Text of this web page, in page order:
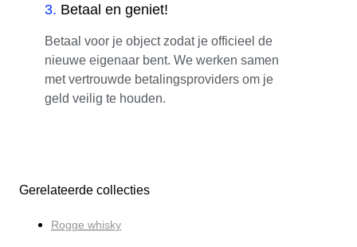
3. Betaal en geniet!
Betaal voor je object zodat je officieel de
nieuwe eigenaar bent. We werken samen
met vertrouwde betalingsproviders om je
geld veilig te houden.
Gerelateerde collecties
Rogge whisky